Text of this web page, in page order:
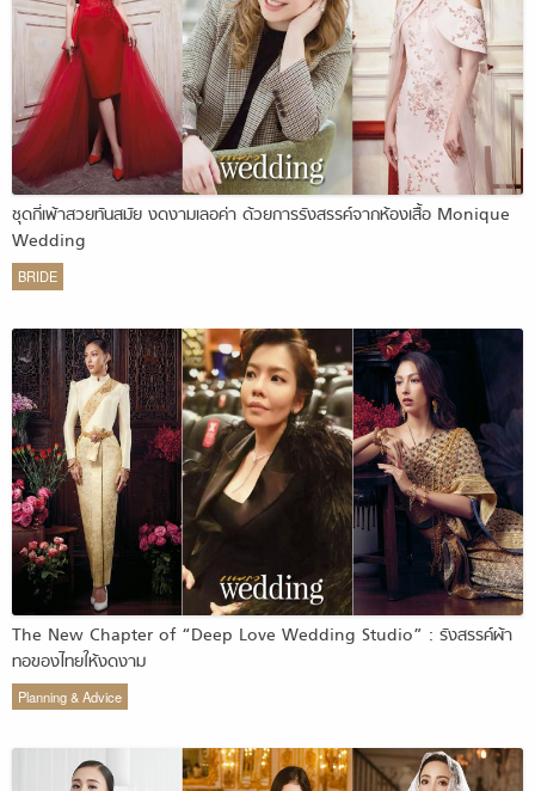
ชุดกี่เพ้าสวยทันสมัย งดงามเลอค่า ด้วยการรังสรรค์จากห้องเสื้อ Monique
Wedding
BRIDE
The New Chapter of “Deep Love Wedding Studio” : รังสรรค์ผ้า
ทอของไทยให้งดงาม
Planning & Advice